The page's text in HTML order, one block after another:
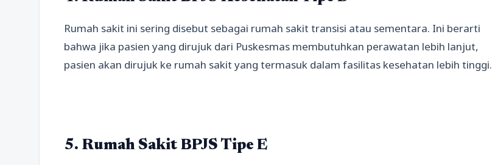
Rumah sakit ini sering disebut sebagai rumah sakit transisi atau sementara. Ini berarti
bahwa jika pasien yang dirujuk dari Puskesmas membutuhkan perawatan lebih lanjut,
pasien akan dirujuk ke rumah sakit yang termasuk dalam fasilitas kesehatan lebih tinggi.
5. Rumah Sakit BPJS Tipe E